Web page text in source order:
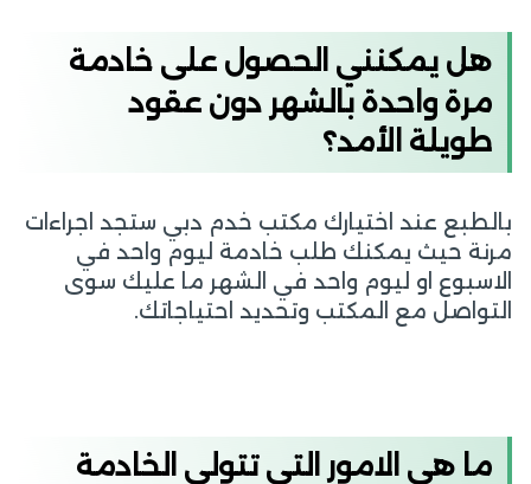
هل يمكنني الحصول على خادمة
مرة واحدة بالشهر دون عقود
طويلة الأمد؟
بالطبع عند اختيارك مكتب خدم دبي ستجد اجراءات
مرنة حيث يمكنك طلب خادمة ليوم واحد في
الاسبوع او ليوم واحد في الشهر ما عليك سوى
التواصل مع المكتب وتحديد احتياجاتك.
ما هي الامور التي تتولى الخادمة